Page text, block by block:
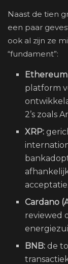
Naast de tien
een paar
ook al zijn ze
“fundament”:
Ethereum
platform
2’s zoals
XRP:
acceptatie.
Cardano
reviewed
BNB: de